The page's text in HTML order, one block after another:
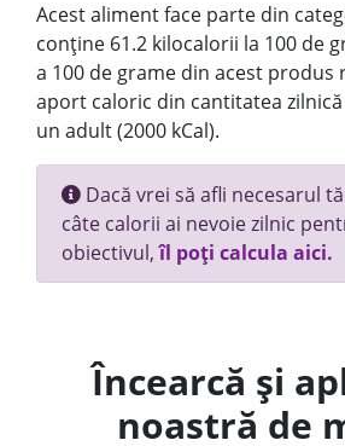
Acest aliment face parte din
conține 61.2 kilocalorii la 100 de
a 100 de grame din acest produs
aport caloric din cantitatea
un adult (2000 kCal).
Dacă vrei să afli necesarul
câte calorii ai nevoie zilnic
obiectivul,îl poți calcula aici.
Încearcă și
noastră de